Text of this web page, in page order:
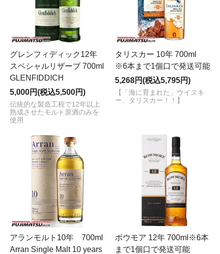
グレンフィディック12年
スペシャルリザーブ 700ml
GLENFIDDICH
5,000円(税込5,500円)
伝統的な製造工程で12年以上
熟成させたモルト原酒のみを
使用
タリスカー 10年 700ml
※6本まで1個口で発送可能
5,268円(税込5,795円)
【「海に育まれた」ウイスキ
ー、タリスカー！！】
アランモルト10年 700ml
Arran Single Malt 10 years
ボウモア 12年 700ml※6本
まで1個口で発送可能